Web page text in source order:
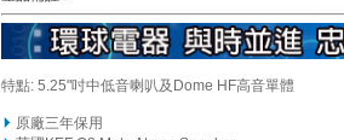
特點: 5.25"吋中低音喇叭及 Dome HF高音單體
原廠三年保用